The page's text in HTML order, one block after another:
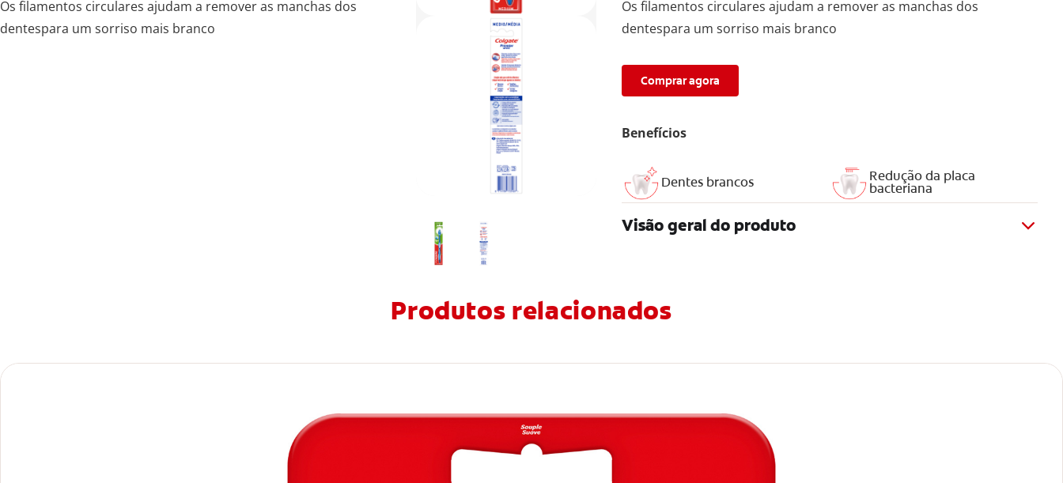
Os filamentos circulares ajudam a remover as manchas dos
dentespara um sorriso mais branco
Os filamentos circulares ajudam a remover as manchas dos
dentespara um sorriso mais branco
Comprar agora
Benefícios
Dentes brancos Redução da placa
bacteriana
Visão geral do produto
Produtos relacionados